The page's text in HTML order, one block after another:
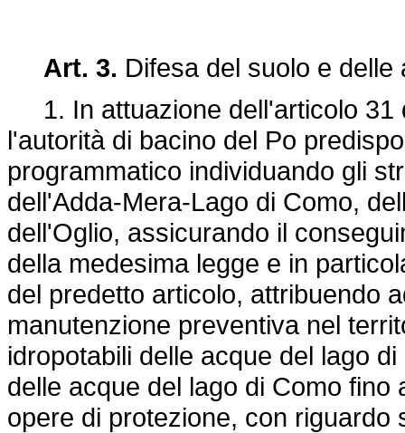
Art. 3. Difesa del suolo e delle
1. In attuazione dell'articolo 31
l'autorità di bacino del Po
programmatico individuando gli
dell'Adda-Mera-Lago di Como,
dell'Oglio, assicurando il
della medesima legge e in
del predetto articolo, attribuendo
manutenzione preventiva nel
idropotabili delle acque del lago
delle acque del lago di Como
opere di protezione, con riguardo